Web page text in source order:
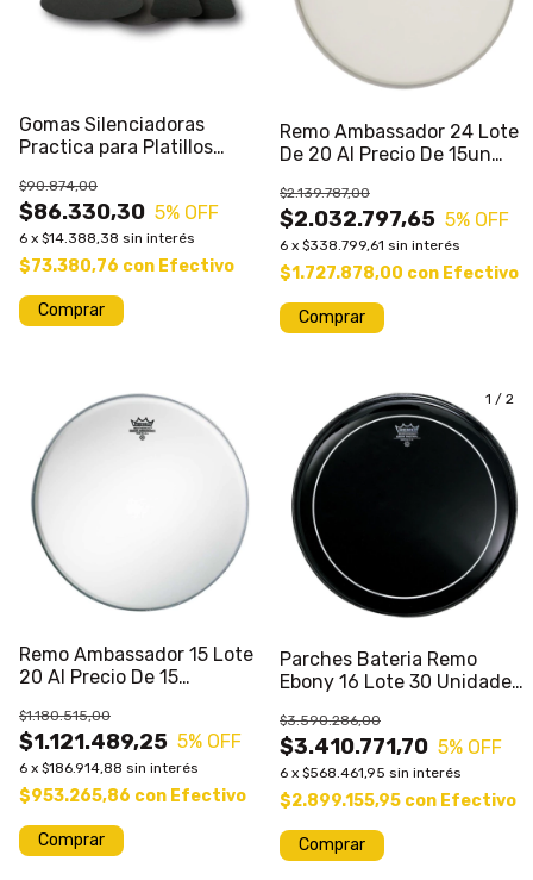
Gomas Silenciadoras
Practica para Platillos
$86.330,30
$90.874,00
5% OFF
6 x $14.388,38 sin interés
$73.380,76 con Efectivo
Remo Ambassador 24 Lote
De 20 Al Precio De 15un
$2.032.797,65
$2.139.787,00
5% OFF
6 x $338.799,61 sin interés
$1.727.878,00 con Efectivo
Remo Ambassador 15 Lote
20 Al Precio De 15
$1.121.489,25
$1.180.515,00
5% OFF
6 x $186.914,88 sin interés
$953.265,86 con Efectivo
1 / 2
Parches Bateria Remo
Ebony 16 Lote 30 Unidades
$3.410.771,70
$3.590.286,00
5% OFF
6 x $568.461,95 sin interés
$2.899.155,95 con Efectivo